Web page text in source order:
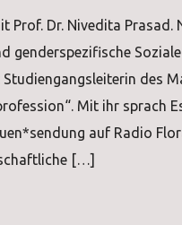
Prof. Dr. Nivedita
genderspezifische
des
Mit ihr sprach
auf Radio
[…]